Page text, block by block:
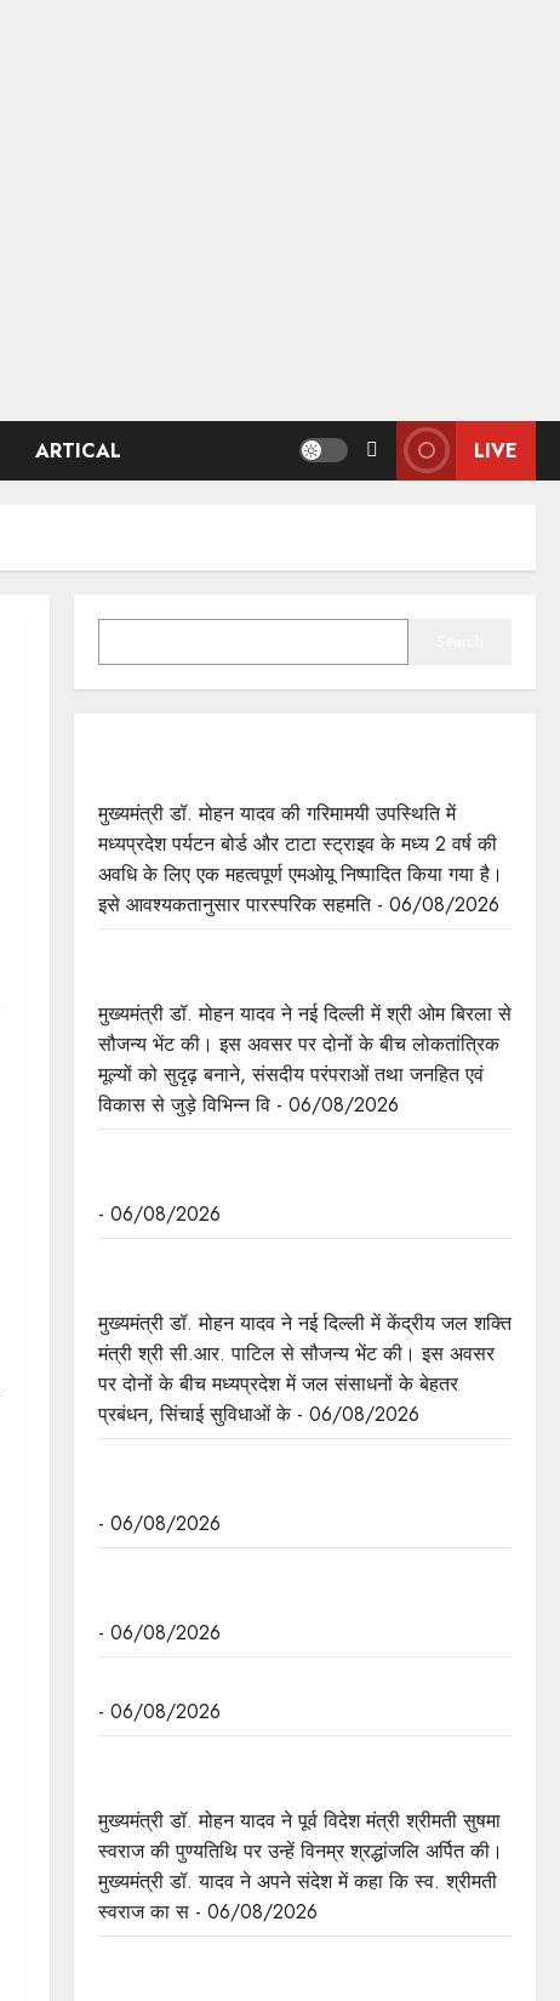
ARTICAL LIVE
मुख्यमंत्री डॉ. मोहन यादव की गरिमामयी उपस्थिति में
मध्यप्रदेश पर्यटन बोर्ड और टाटा स्ट्राइव के मध्य 2 वर्ष की
अवधि के लिए एक महत्वपूर्ण एमओयू निष्पादित किया गया है।
इसे आवश्यकतानुसार पारस्परिक सहमति - 06/08/2026
मुख्यमंत्री डॉ. मोहन यादव ने नई दिल्ली में श्री ओम बिरला से
सौजन्य भेंट की। इस अवसर पर दोनों के बीच लोकतांत्रिक
मूल्यों को सुदृढ़ बनाने, संसदीय परंपराओं तथा जनहित एवं
विकास से जुड़े विभिन्न वि - 06/08/2026
- 06/08/2026
मुख्यमंत्री डॉ. मोहन यादव ने नई दिल्ली में केंद्रीय जल शक्ति
मंत्री श्री सी.आर. पाटिल से सौजन्य भेंट की। इस अवसर
पर दोनों के बीच मध्यप्रदेश में जल संसाधनों के बेहतर
प्रबंधन, सिंचाई सुविधाओं के - 06/08/2026
- 06/08/2026
- 06/08/2026
- 06/08/2026
मुख्यमंत्री डॉ. मोहन यादव ने पूर्व विदेश मंत्री श्रीमती सुषमा
स्वराज की पुण्यतिथि पर उन्हें विनम्र श्रद्धांजलि अर्पित की।
मुख्यमंत्री डॉ. यादव ने अपने संदेश में कहा कि स्व. श्रीमती
स्वराज का स - 06/08/2026